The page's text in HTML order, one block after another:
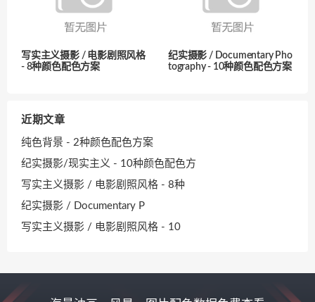
写实主义摄影 / 电影剧照风格
- 8种颜色配色方案
纪实摄影 / Documentary Pho
tography - 10种颜色配色方案
近期文章
纯色背景 - 2种颜色配色方案
纪实摄影/现实主义 - 10种颜色配色方
写实主义摄影 / 电影剧照风格 - 8种
纪实摄影 / Documentary P
写实主义摄影 / 电影剧照风格 - 10